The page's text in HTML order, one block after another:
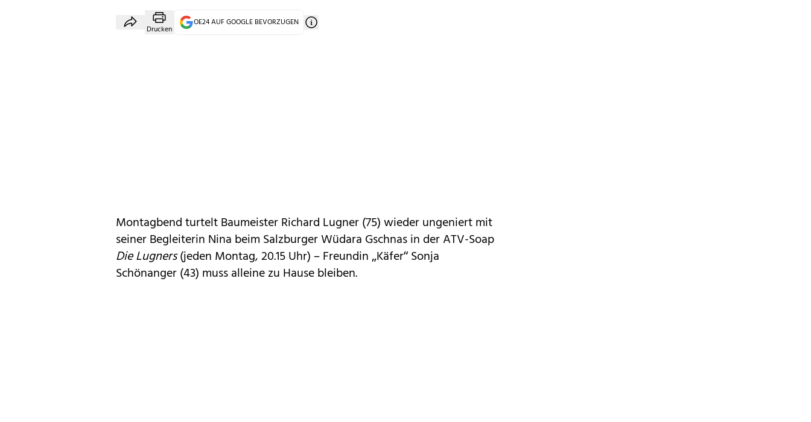
Drucken
OE24 AUF GOOGLE BEVORZUGEN
Montagbend turtelt Baumeister Richard Lugner (75) wieder ungeniert mit
seiner Begleiterin Nina beim Salzburger Wüdara Gschnas in der ATV-Soap
Die Lugners(jeden Montag, 20.15 Uhr) – Freundin „Käfer“ Sonja
Schönanger (43) muss alleine zu Hause bleiben.